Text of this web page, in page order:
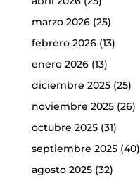
marzo 2026(25)
febrero 2026(13)
enero 2026(13)
diciembre 2025(25)
noviembre 2025(26)
octubre 2025(31)
septiembre 2025(40)
agosto 2025(32)